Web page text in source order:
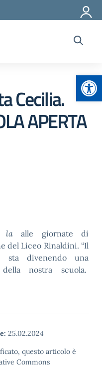
Cecilia.
APERTA
la alle giornate di
del Liceo Rinaldini. “Il
sta divenendo una
nostra scuola.
25.02.2024
questo articolo è
Commons